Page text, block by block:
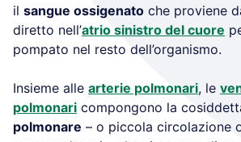
il sangue ossigenato che proviene
diretto nell’atrio sinistro del cuore
pompato nel resto dell’organismo.
Insieme alle arterie polmonari, le
polmonari compongono la
polmonare – o piccola circolazione